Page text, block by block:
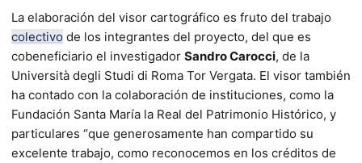
La elaboración del visor cartográfico es fruto del trabajo
colectivo de los integrantes del proyecto, del que es
cobeneficiario el investigador Sandro Carocci, de la
Università degli Studi di Roma Tor Vergata. El visor también
ha contado con la colaboración de instituciones, como la
Fundación Santa María la Real del Patrimonio Histórico, y
particulares “que generosamente han compartido su
excelente trabajo, como reconocemos en los créditos de